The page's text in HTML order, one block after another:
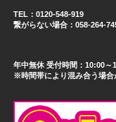
TEL：0120-548-919
繋がらない場合：058-264-
年中無休 受付時間：10:00～
※時間帯により混み合う場合